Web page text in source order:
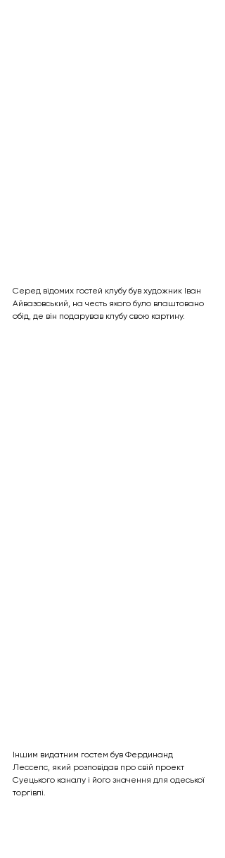
Серед відомих гостей клубу був художник Іван
Айвазовський, на честь якого було влаштовано
обід, де він подарував клубу свою картину.
Іншим видатним гостем був Фердинанд
Лессепс, який розповідав про свій проект
Суецького каналу і його значення для одеської
торгівлі.